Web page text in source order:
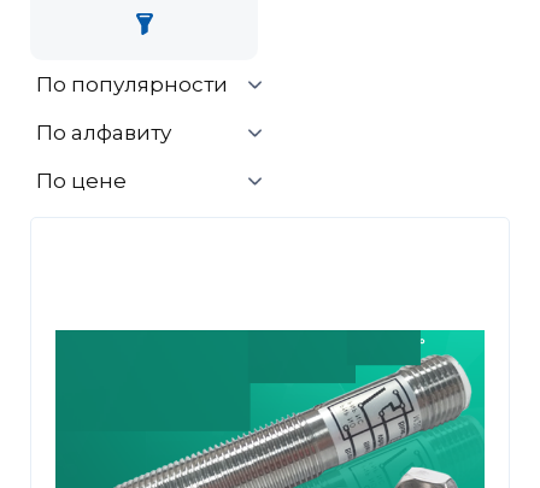
По популярности
По алфавиту
По цене